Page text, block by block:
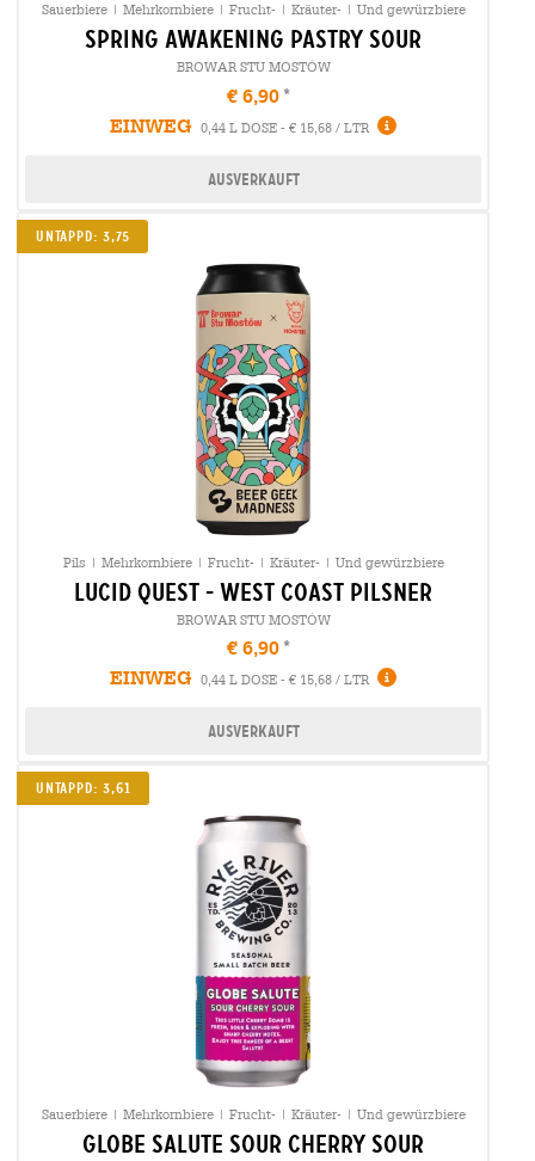
Sauerbiere | Mehrkornbiere | Frucht- | Kräuter- | Und gewürzbiere
spring awakening pastry sour
BROWAR STU MOSTÓW
€ 6,90
EINWEG
0,44 L DOSE - € 15,68 / LTR
Ausverkauft
Untappd: 3,75
Pils | Mehrkornbiere | Frucht- | Kräuter- | Und gewürzbiere
lucid quest - west coast pilsner
BROWAR STU MOSTÓW
€ 6,90
EINWEG
0,44 L DOSE - € 15,68 / LTR
Ausverkauft
UNTAPPD: 3,61
Sauerbiere | Mehrkornbiere | Frucht- | Kräuter- | Und gewürzbiere
globe salute sour cherry sour